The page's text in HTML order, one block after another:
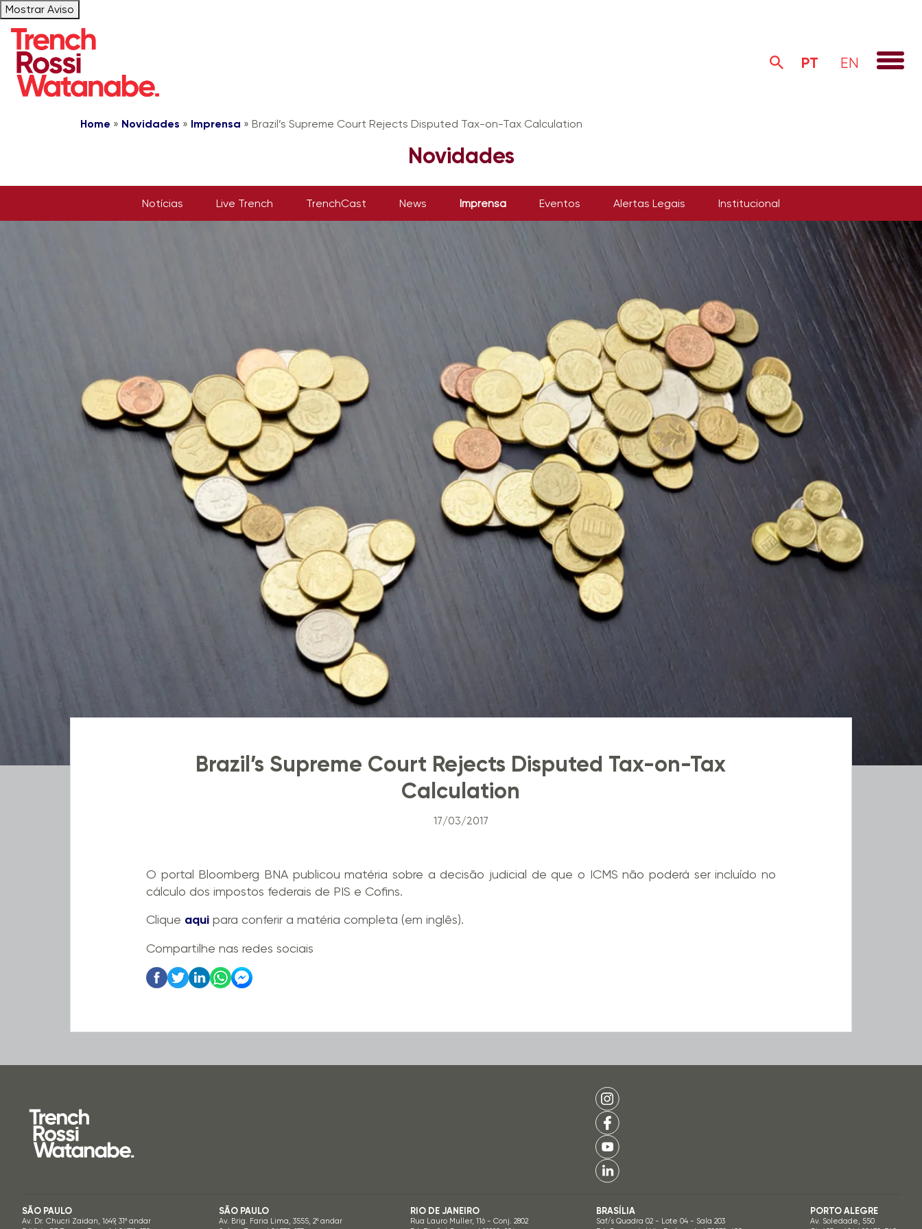
Mostrar Aviso
PT EN
Home » Novidades » Imprensa » Brazil’s Supreme Court Rejects Disputed Tax-on-Tax Calculation
Novidades
Notícias Live Trench TrenchCast News Imprensa Eventos Alertas Legais Institucional
Brazil’s Supreme Court Rejects Disputed Tax-on-Tax
Calculation
17/03/2017
O portal Bloomberg BNA publicou matéria sobre a decisão judicial de que o ICMS não poderá ser incluído no
cálculo dos impostos federais de PIS e Cofins.
Clique aquipara conferir a matéria completa (em inglês).
Compartilhe nas redes sociais
SÃO PAULO
Av. Dr. Chucri Zaidan, 1649, 31º andar
SÃO PAULO
Av. Brig. Faria Lima, 3555, 2º andar
RIO DE JANEIRO
Rua Lauro Muller, 116 - Conj. 2802
BRASÍLIA
Saf/s Quadra 02 - Lote 04 - Sala 203
PORTO ALEGRE
Av. Soledade, 550